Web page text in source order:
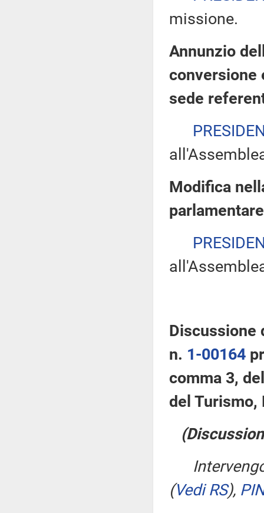
missione.
Annunzio
conversione
sede
Modifica
Discussione
n. 1-00164
comma 3,
del Turismo,
(Vedi RS),